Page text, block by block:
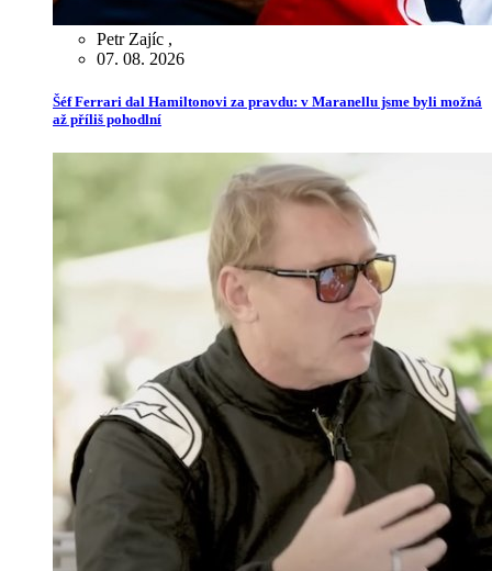
Petr Zajíc ,
07. 08. 2026
Šéf Ferrari dal Hamiltonovi za pravdu: v Maranellu jsme byli možná
až příliš pohodlní